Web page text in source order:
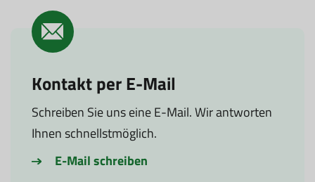
Kontakt per E-Mail
Schreiben Sie uns eine E-Mail. Wir antworten
Ihnen schnellstmöglich.
E-Mail schreiben